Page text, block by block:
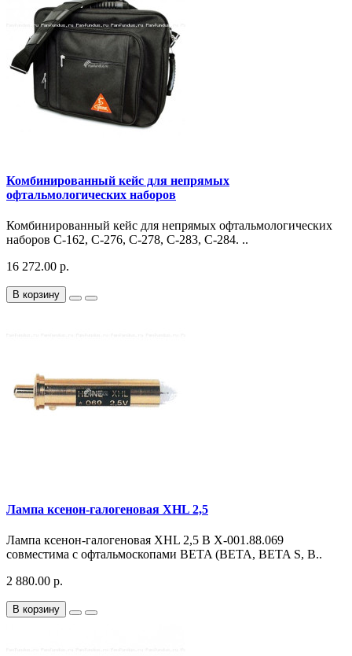
Комбинированный кейс для непрямых
офтальмологических наборов
Комбинированный кейс для непрямых офтальмологических
наборов C-162, C-276, C-278, C-283, C-284. ..
16 272.00 р.
В корзину
Лампа ксенон-галогеновая XHL 2,5
Лампа ксенон-галогеновая XHL 2,5 В X-001.88.069
совместима с офтальмоскопами BETA (BETA, BETA S, B..
2 880.00 р.
В корзину